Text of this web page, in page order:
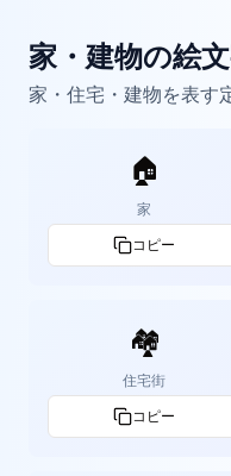
家・建物の絵
家・住宅・建物を表す
🏠
家
コピー
🏘️
住宅街
コピー